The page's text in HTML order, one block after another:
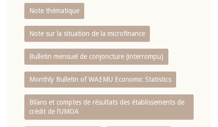
Note thématique
Note sur la situation de la microfinance
Bulletin mensuel de conjoncture (interrompu)
Monthly Bulletin of WAEMU Economic Statistics
Bilans et comptes de résultats des établissements de
crédit de l‘UMOA